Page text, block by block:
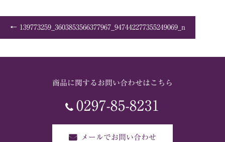
139773259_3603853566377967_947442277355249069_n
商品に関するお問い合わせはこちら
0297-85-8231
メールでお問い合わせ